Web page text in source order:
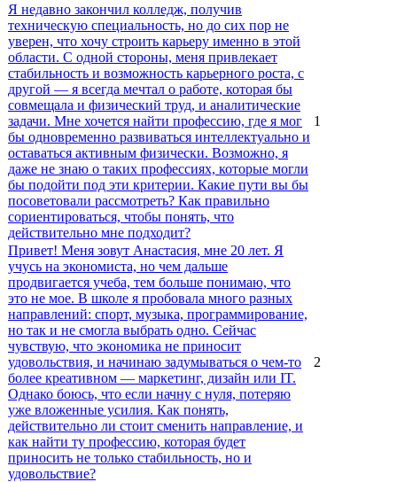
Я недавно закончил колледж, получив
техническую специальность, но до сих пор не
уверен, что хочу строить карьеру именно в этой
области. С одной стороны, меня привлекает
стабильность и возможность карьерного роста, с
другой — я всегда мечтал о работе, которая бы
совмещала и физический труд, и аналитические
задачи. Мне хочется найти профессию, где я мог
бы одновременно развиваться интеллектуально и
оставаться активным физически. Возможно, я
даже не знаю о таких профессиях, которые могли
бы подойти под эти критерии. Какие пути вы бы
посоветовали рассмотреть? Как правильно
сориентироваться, чтобы понять, что
действительно мне подходит?
1
Привет! Меня зовут Анастасия, мне 20 лет. Я
учусь на экономиста, но чем дальше
продвигается учеба, тем больше понимаю, что
это не мое. В школе я пробовала много разных
направлений: спорт, музыка, программирование,
но так и не смогла выбрать одно. Сейчас
чувствую, что экономика не приносит
удовольствия, и начинаю задумываться о чем-то
более креативном — маркетинг, дизайн или IT.
Однако боюсь, что если начну с нуля, потеряю
уже вложенные усилия. Как понять,
действительно ли стоит сменить направление, и
как найти ту профессию, которая будет
приносить не только стабильность, но и
удовольствие?
2